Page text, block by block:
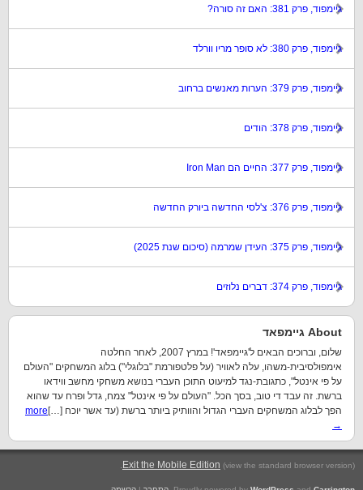
גיימפוד, פרק 381: האם זה סורה?
גיימפוד, פרק 380: לא סופר מריו וורלד
גיימפוד, פרק 379: הערות מאנשים ברחוב
גיימפוד, פרק 378: הודים
גיימפוד, פרק 377: החיים הם Iron Man
גיימפוד, פרק 376: צ'לסי החדשה ביורק החדשה
גיימפוד, פרק 375: העידן שמרמה (סיכום שנת 2025)
גיימפוד, פרק 374: דברים נלוזים
About גיימפאד
שלום, וברוכים הבאים ל'גיימפאד'! במרץ 2007, לאחר החלטה
אימפולסיבית-משהו, עלה לאוויר (על פלטפורמת "בלוגלי") בלוג המשחקים "העולם
על פי אינטל", כתגובת-נגד למיעוט התוכן העברי בנושא משחקי מחשב ווידאו
ברשת. זה עבד די טוב, בסך הכל. "העולם על פי אינטל" צמח, גדל ופרח עד שהוא
הפך לבלוג המשחקים העברי הגדול והוותיק ביותר ברשת (עד אשר יוכח […] more
→
Exit the Mobile Edition (view the standard browser version)
.